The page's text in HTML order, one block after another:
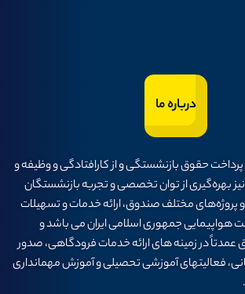
درباره ما
حقوق بازنشستگی و از كارافتادگی و وظيفه و
بهره‌گيری از توان تخصصی و تجربه بازنشستگان
مختلف صندوق، ارائه خدمات و تسهيلات
هواپيمايی جمهوری اسلامی ايران می باشد و
در زمینه های ارائه خدمات فرودگاهی، صدور
فعالیتهای آموزشی تحصیلی و آموزش مهمانداری